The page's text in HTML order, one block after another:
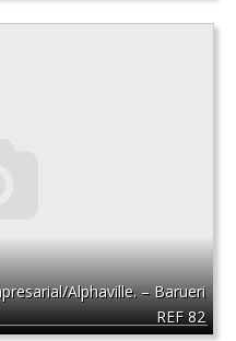
REF 82
Alphaville.–Barueri